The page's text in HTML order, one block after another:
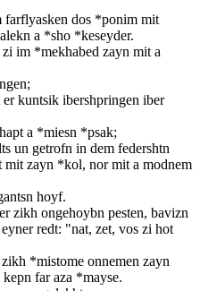
farflyasken dos *ponim mit
a *sho *keseyder.
im *mekhabed zayn mit a
kuntsik ibershpringen iber
a *miesn *psak;
un getrofn in dem federshtn
mit zayn *kol, nor mit a modnem
hoyf.
zikh ongehoybn pesten, bavizn
redt: "nat, zet, vos zi hot
*mistome onnemen zayn
far aza *mayse.